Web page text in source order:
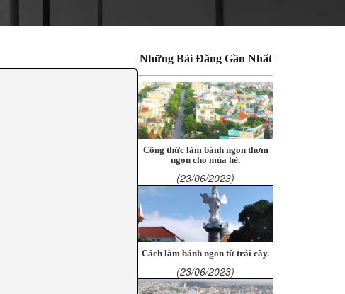
Những Bài Đăng Gần Nhất
Công thức làm bánh ngon thơm
ngon cho mùa hè.
(23/06/2023)
Cách làm bánh ngon từ trái cây.
(23/06/2023)